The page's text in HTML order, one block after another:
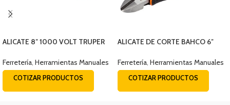
ALICATE 8″ 1000 VOLT TRUPER
Ferretería Herramientas Manuales
COTIZAR PRODUCTOS
ALICATE DE CORTE BAHCO 6″
Ferretería Herramientas Manuales
COTIZAR PRODUCTOS